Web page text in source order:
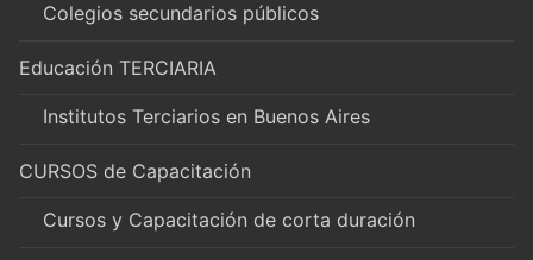
Colegios secundarios públicos
Educación TERCIARIA
Institutos Terciarios en Buenos Aires
CURSOS de Capacitación
Cursos y Capacitación de corta duración